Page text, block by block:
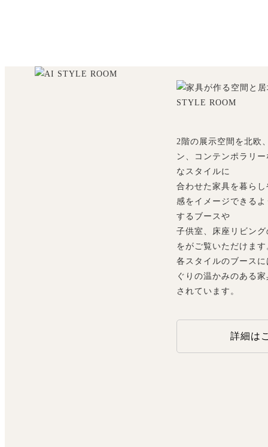
2階の展示空間を北欧
ン、コンテンポラリ
なスタイルに
合わせた家具を暮ら
感をイメージできる
するブースや
子供室、床座リビン
をがご覧いただけます
各スタイルのブース
ぐりの温かみのある
されています。
詳細は